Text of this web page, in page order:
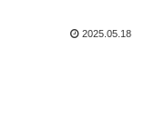
2025.05.18